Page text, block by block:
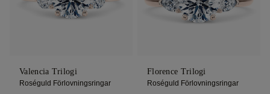
Valencia Trilogi
Roséguld Förlovningsringar
Florence Trilogi
Roséguld Förlovningsringar